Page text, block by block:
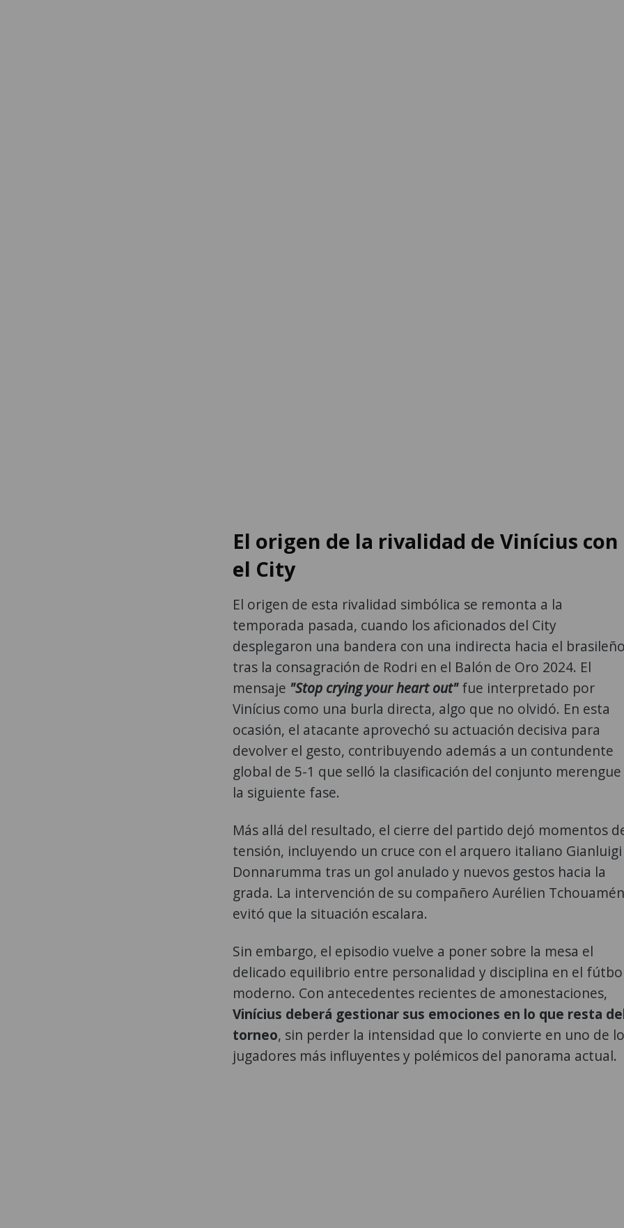
El origen de la rivalidad de Vinícius con
el City
El origen de esta rivalidad simbólica se remonta a la
temporada pasada, cuando los aficionados del City
desplegaron una bandera con una indirecta hacia el
tras la consagración de Rodri en el Balón de Oro 2024. El
mensaje "Stop crying your heart out"fue interpretado por
Vinícius como una burla directa, algo que no olvidó. En esta
ocasión, el atacante aprovechó su actuación decisiva para
devolver el gesto, contribuyendo además a un contundente
global de 5-1 que selló la clasificación del conjunto merengue
la siguiente fase.
Más allá del resultado, el cierre del partido dejó momentos
tensión, incluyendo un cruce con el arquero italiano Gianluigi
Donnarumma tras un gol anulado y nuevos gestos hacia la
grada. La intervención de su compañero Aurélien
evitó que la situación escalara.
Sin embargo, el episodio vuelve a poner sobre la mesa el
delicado equilibrio entre personalidad y disciplina en el
moderno. Con antecedentes recientes de amonestaciones,
Vinícius deberá gestionar sus emociones en lo que resta
torneo, sin perder la intensidad que lo convierte en uno de
jugadores más influyentes y polémicos del panorama actual.